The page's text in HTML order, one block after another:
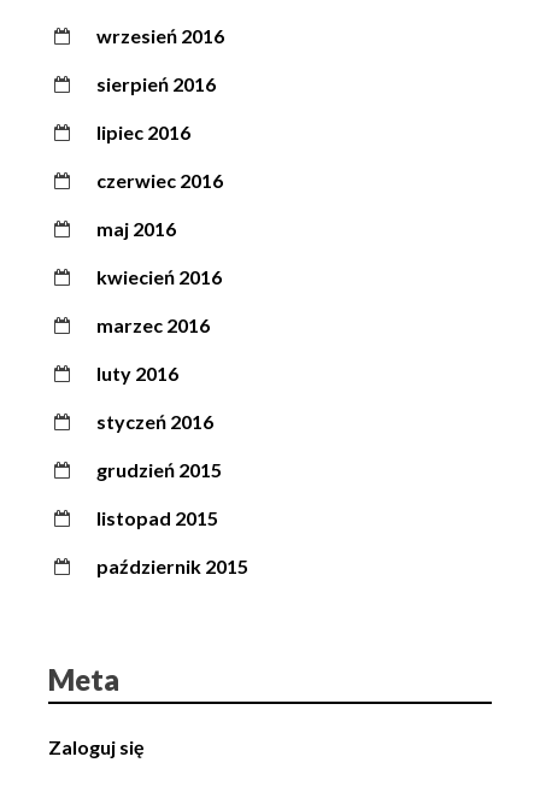
wrzesień 2016
sierpień 2016
lipiec 2016
czerwiec 2016
maj 2016
kwiecień 2016
marzec 2016
luty 2016
styczeń 2016
grudzień 2015
listopad 2015
październik 2015
Meta
Zaloguj się